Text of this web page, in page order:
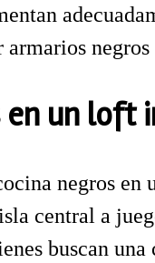
un loft
negros
central a
buscan